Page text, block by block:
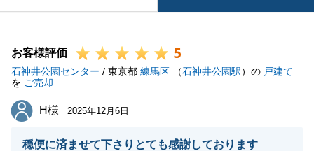
お客様評価 5
石神井公園センター / 東京都 練馬区 （石神井公園駅）の 戸建て
を ご売却
H様
H様 2025年12月6日
穏便に済ませて下さりとても感謝しております